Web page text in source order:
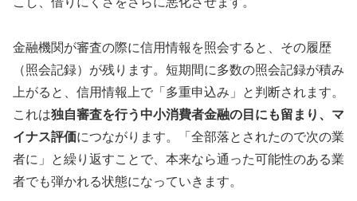
金融機関が審査の際に信用情報を照会すると、その履歴
（照会記録）が残ります。短期間に多数の照会記録が積み
上がると、信用情報上で「多重申込み」と判断されます。
これは独自審査を行う中小消費者金融の目にも留まり、マ
イナス評価につながります。「全部落とされたので次の業
者に」と繰り返すことで、本来なら通った可能性のある業
者でも弾かれる状態になっていきます。